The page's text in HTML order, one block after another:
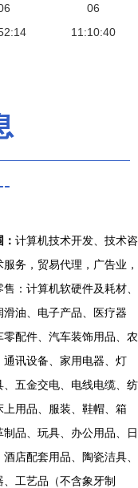
品专
荐
袭，化工安
全警报拉响
06
11:10:40
计算机技术开发、技术咨
务，贸易代理，广告业，
：计算机软硬件及耗材、
滑油、电子产品、医疗器
零配件、汽车装饰用品、农
通讯设备、家用电器、灯
、五金交电、电线电缆、纺
上用品、服装、鞋帽、箱
制品、玩具、办公用品、日
酒店配套用品、陶瓷洁具、
、工艺品（不含象牙制